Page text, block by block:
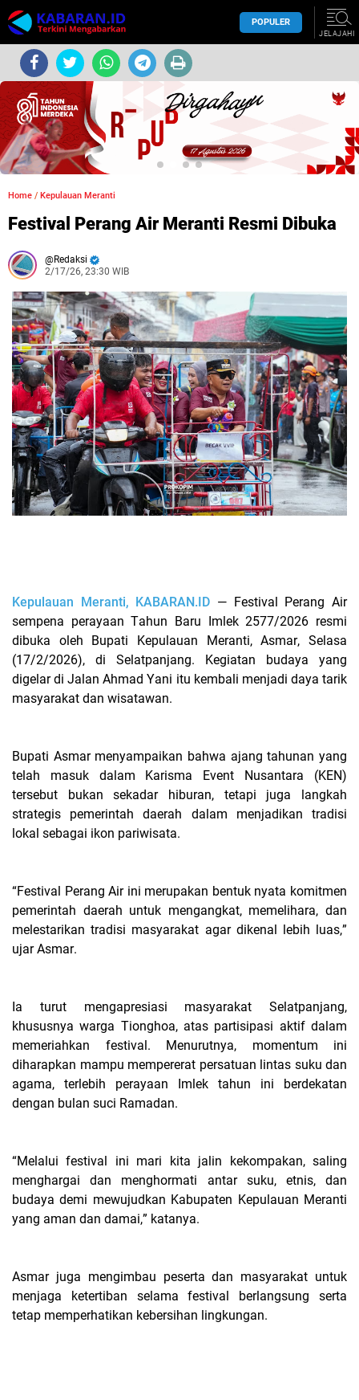
POPULER
JELAJAHI
Home / Kepulauan Meranti
Festival Perang Air Meranti Resmi Dibuka
Redaksi
2/17/26, 23:30 WIB
Kepulauan Meranti, KABARAN.ID — Festival Perang Air
sempena perayaan Tahun Baru Imlek 2577/2026 resmi
dibuka oleh Bupati Kepulauan Meranti, Asmar, Selasa
(17/2/2026), di Selatpanjang. Kegiatan budaya yang
digelar di Jalan Ahmad Yani itu kembali menjadi daya tarik
masyarakat dan wisatawan.
Bupati Asmar menyampaikan bahwa ajang tahunan yang
telah masuk dalam Karisma Event Nusantara (KEN)
tersebut bukan sekadar hiburan, tetapi juga langkah
strategis pemerintah daerah dalam menjadikan tradisi
lokal sebagai ikon pariwisata.
“Festival Perang Air ini merupakan bentuk nyata komitmen
pemerintah daerah untuk mengangkat, memelihara, dan
melestarikan tradisi masyarakat agar dikenal lebih luas,”
ujar Asmar.
Ia turut mengapresiasi masyarakat Selatpanjang,
khususnya warga Tionghoa, atas partisipasi aktif dalam
memeriahkan festival. Menurutnya, momentum ini
diharapkan mampu mempererat persatuan lintas suku dan
agama, terlebih perayaan Imlek tahun ini berdekatan
dengan bulan suci Ramadan.
“Melalui festival ini mari kita jalin kekompakan, saling
menghargai dan menghormati antar suku, etnis, dan
budaya demi mewujudkan Kabupaten Kepulauan Meranti
yang aman dan damai,” katanya.
Asmar juga mengimbau peserta dan masyarakat untuk
menjaga ketertiban selama festival berlangsung serta
tetap memperhatikan kebersihan lingkungan.